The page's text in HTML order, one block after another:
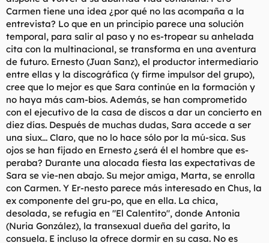
Carmen tiene una idea ¿por qué no las acompaña a la
entrevista? Lo que en un principio parece una solución
temporal, para salir al paso y no es-tropear su anhelada
cita con la multinacional, se transforma en una aventura
de futuro. Ernesto (Juan Sanz), el productor intermediario
entre ellas y la discográfica (y firme impulsor del grupo),
cree que lo mejor es que Sara continúe en la formación y
no haya más cam-bios. Además, se han comprometido
con el ejecutivo de la casa de discos a dar un concierto en
diez días. Después de muchas dudas, Sara accede a ser
una siux... Claro, que no lo hace sólo por la mú-sica. Sus
ojos se han fijado en Ernesto ¿será él el hombre que es-
peraba? Durante una alocada fiesta las expectativas de
Sara se vie-nen abajo. Su mejor amiga, Marta, se enrolla
con Carmen. Y Er-nesto parece más interesado en Chus, la
ex componente del gru-po, que en ella. La chica,
desolada, se refugia en "El Calentito", donde Antonia
(Nuria González), la transexual dueña del garito, la
consuela. E incluso la ofrece dormir en su casa. No es